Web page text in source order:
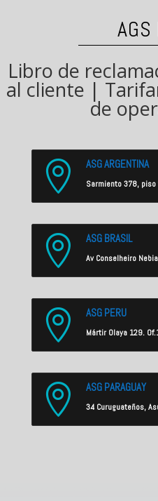
Libro de
al cliente |
de
 ASG ARGENTINA
Sarmiento 378, piso
 ASG BRASIL
Av Conselheiro
 ASG PERU
Mártir Olaya 129.
 ASG PARAGUAY
34 Curuguateños,